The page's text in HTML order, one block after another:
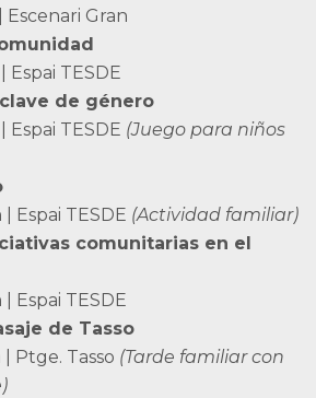
Escenari Gran
Espai TESDE
de género
Espai TESDE (Juego para niños
Espai TESDE (Actividad familiar)
comunitarias en el
Espai TESDE
de Tasso
| Ptge. Tasso (Tarde familiar con